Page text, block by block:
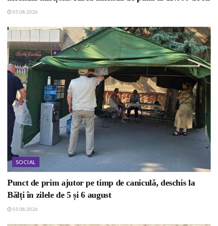
05.08.2026
SOCIAL
Punct de prim ajutor pe timp de caniculă, deschis la
Bălți în zilele de 5 și 6 august
05.08.2026